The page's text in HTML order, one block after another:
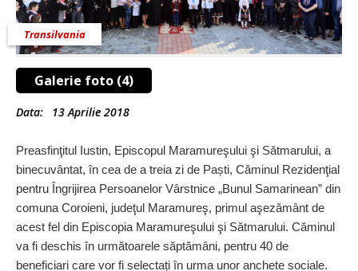
Galerie foto (4)
Transilvania
Data: 13 Aprilie 2018
Preasfinţitul Iustin, Episcopul Maramureşului şi Sătmarului, a
binecuvântat, în cea de a treia zi de Paști, Căminul Rezidenţial
pentru Îngrijirea Persoanelor Vârstnice „Bunul Samarinean” din
comuna Coroieni, judeţul Maramureş, primul aşezământ de
acest fel din Episcopia Maramureşului şi Sătmarului. Căminul
va fi deschis în următoarele săptămâni, pentru 40 de
beneficiari care vor fi selectați în urma unor anchete sociale.